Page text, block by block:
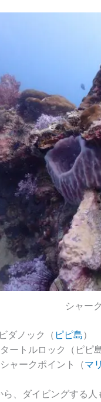
シャー
ダノック（ ピピ島）
ートルロック（ピピ島
ャークポイント（マ
ら、ダイビングする